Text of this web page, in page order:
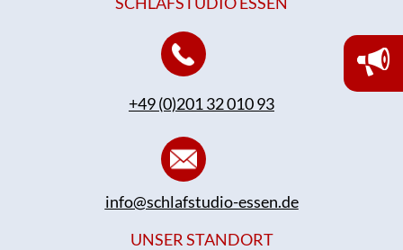
+49 (0)201 32 010 93
info@schlafstudio-essen.de
UNSER STANDORT